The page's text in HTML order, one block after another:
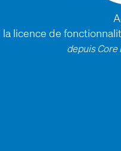
la licence de
depuis